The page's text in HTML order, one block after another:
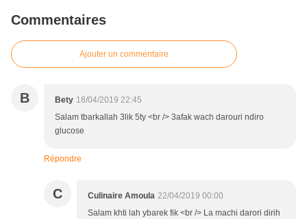
Commentaires
Ajouter un commentaire
B Bety 18/04/2019 22:45
Salam tbarkallah 3lik 5ty <br /> 3afak wach darouri ndiro
glucose
Répondre
C Culinaire Amoula 22/04/2019 00:00
Salam khti lah ybarek fik <br /> La machi darori dirih